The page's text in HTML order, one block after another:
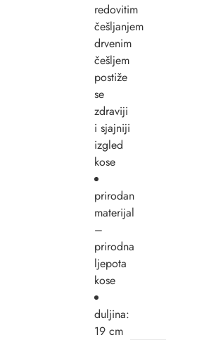
redovitim
češljanjem
drvenim
češljem
postiže
se
zdraviji
i sjajniji
izgled
kose
prirodan
materijal
–
prirodna
ljepota
kose
duljina:
19 cm